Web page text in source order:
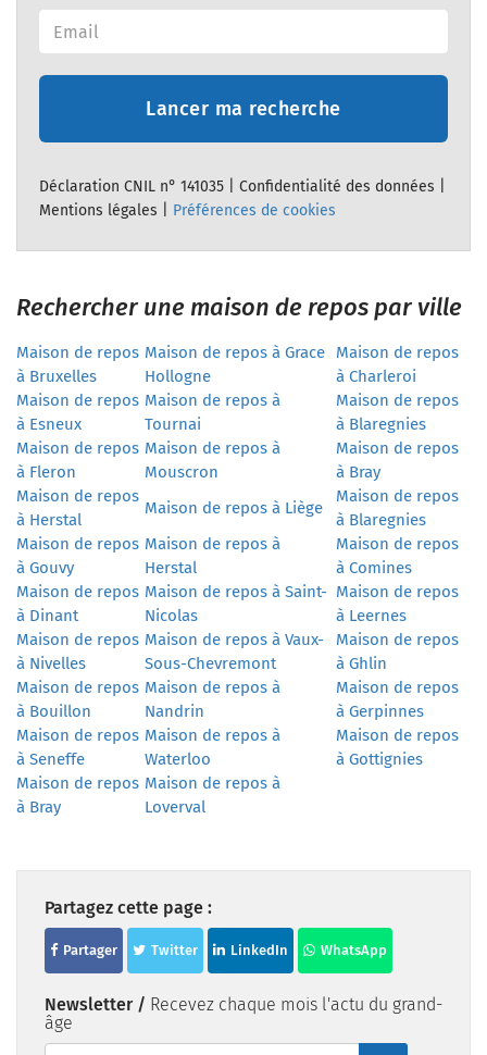
Lancer ma recherche
Déclaration CNIL n° 141035 | Confidentialité des données
Mentions légales
Préférences de cookies
Rechercher une maison de repos par ville
Maison de repos
à Bruxelles
Maison de repos à Grace
Hollogne
Maison de repos
à Charleroi
Maison de repos
à Esneux
Maison de repos à
Tournai
Maison de repos
à Blaregnies
Maison de repos
à Fleron
Maison de repos à
Mouscron
Maison de repos
à Bray
Maison de repos
à Herstal
Maison de repos à Liège
Maison de repos
à Blaregnies
Maison de repos
à Gouvy
Maison de repos à
Herstal
Maison de repos
à Comines
Maison de repos
à Dinant
Maison de repos à Saint-
Nicolas
Maison de repos
à Leernes
Maison de repos
à Nivelles
Maison de repos à Vaux-
Sous-Chevremont
Maison de repos
à Ghlin
Maison de repos
à Bouillon
Maison de repos à
Nandrin
Maison de repos
à Gerpinnes
Maison de repos
à Seneffe
Maison de repos à
Waterloo
Maison de repos
à Gottignies
Maison de repos
à Bray
Maison de repos à
Loverval
Partagez cette page :
Partager Twitter LinkedIn WhatsApp
Newsletter / Recevez chaque mois l'actu du grand-
âge